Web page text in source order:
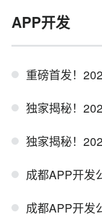
APP开发
重磅首发！2026年
独家揭秘！2026年
独家揭秘！
成都APP开发公司
成都APP开发公司